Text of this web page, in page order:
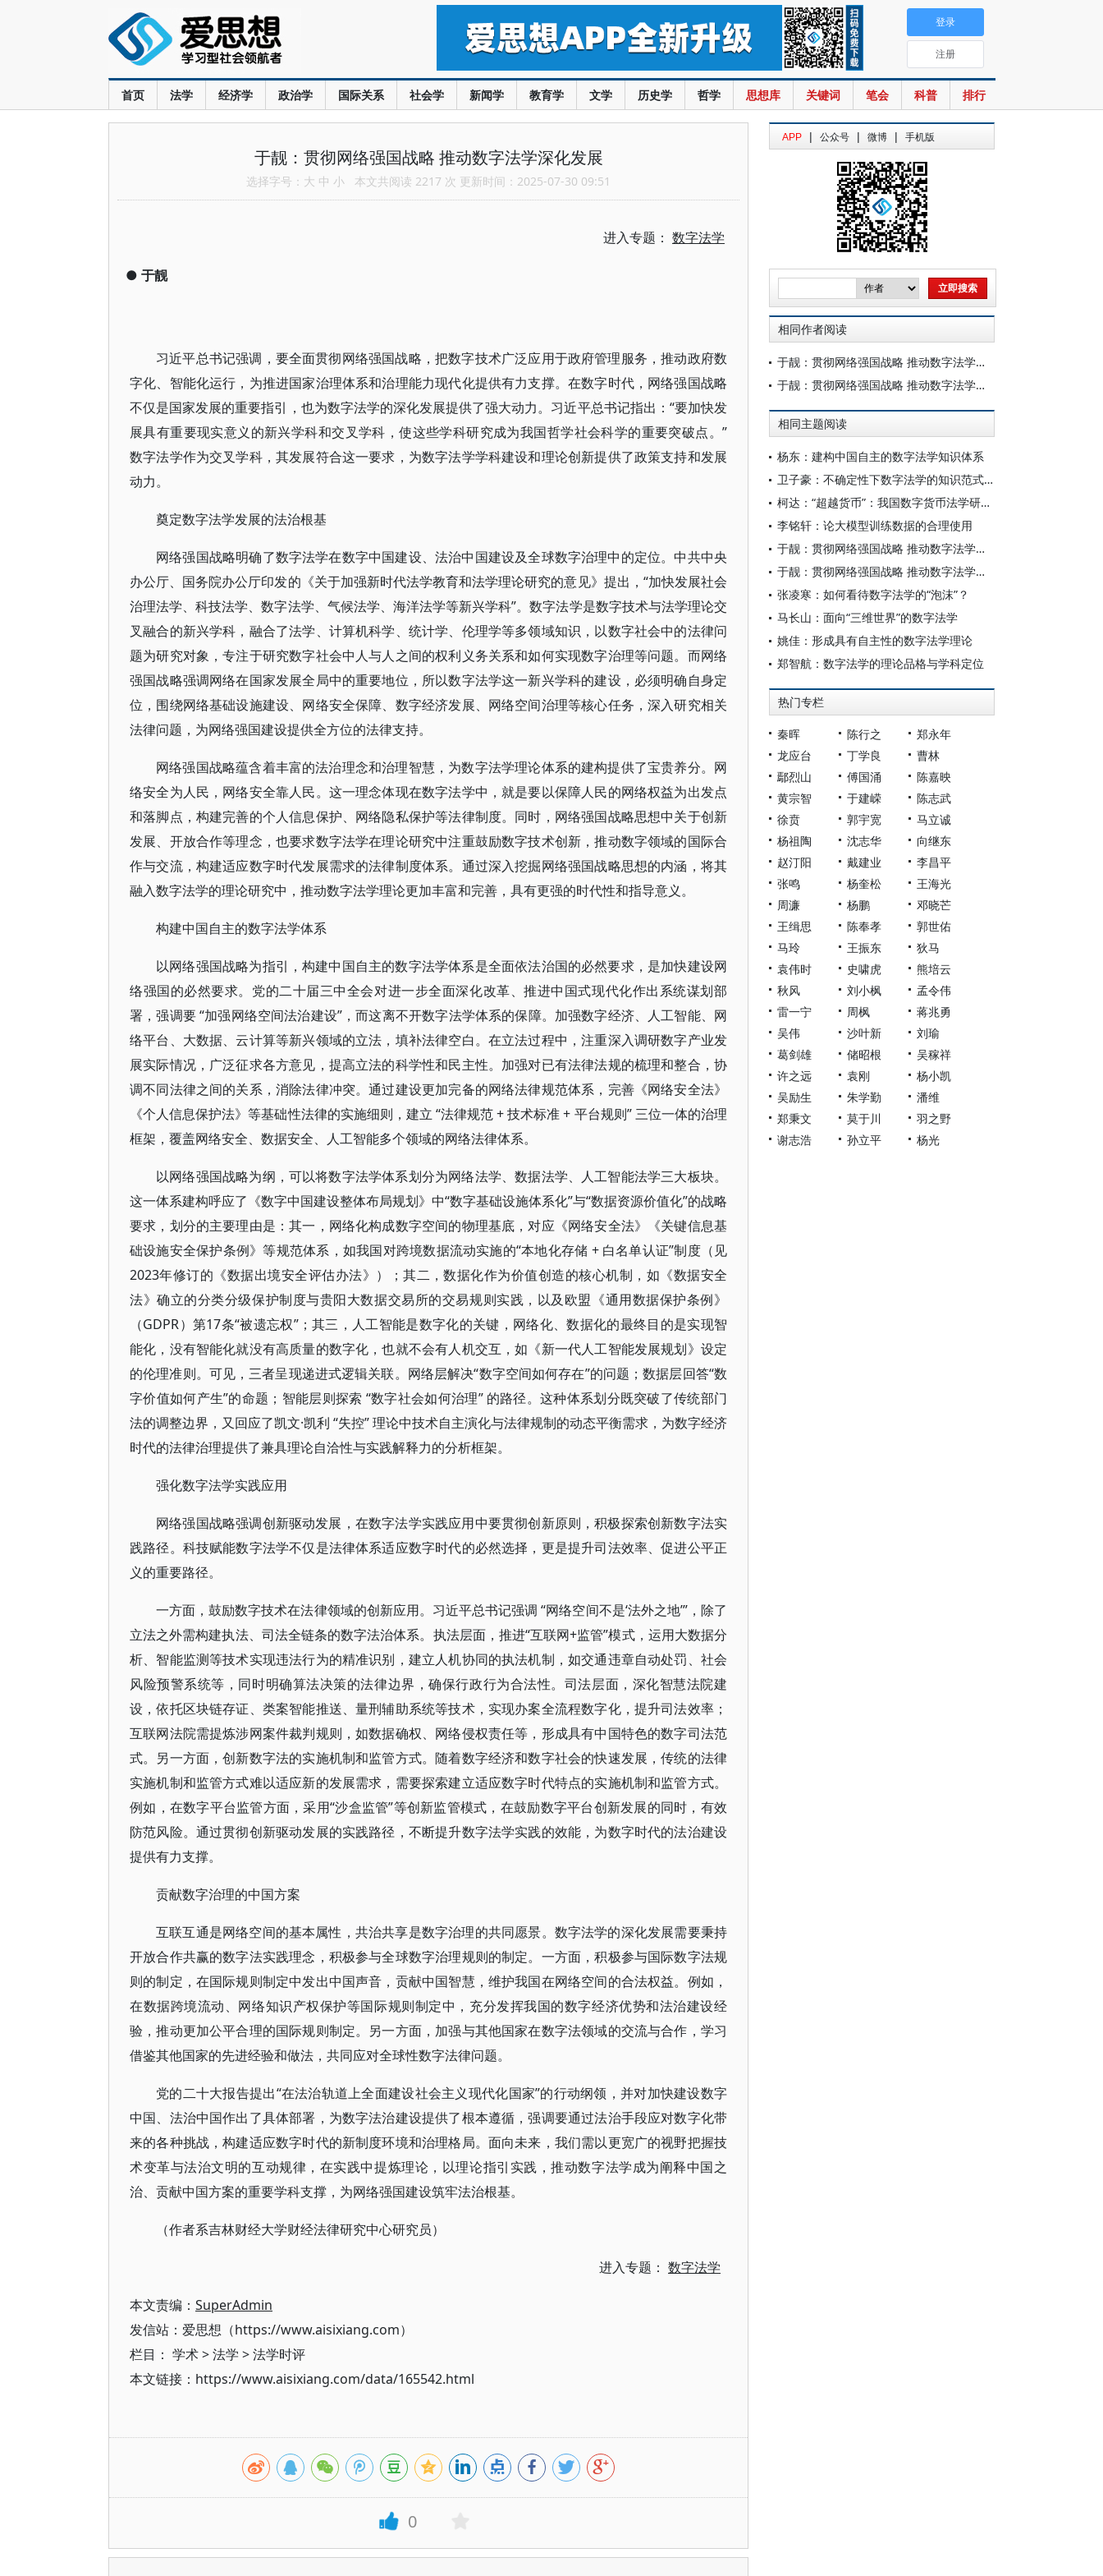
首页 法学 经济学 政治学 国际关系 社会学 新闻学 教育学 文学 历史学 哲学 思想库 关键词 笔会 科普 排行
登录
注册
于靓：贯彻网络强国战略 推动数字法学深化发展
选择字号： 大 中 小 本文共阅读 2217 次 更新时间：2025-07-30 09:51
进入专题： 数字法学
● 于靓
习近平总书记强调，要全面贯彻网络强国战略，把数字技术广泛应用于政府管理服务，推动政府数
字化、智能化运行，为推进国家治理体系和治理能力现代化提供有力支撑。在数字时代，网络强国战略
不仅是国家发展的重要指引，也为数字法学的深化发展提供了强大动力。习近平总书记指出：“要加快发
展具有重要现实意义的新兴学科和交叉学科，使这些学科研究成为我国哲学社会科学的重要突破点。”
数字法学作为交叉学科，其发展符合这一要求，为数字法学学科建设和理论创新提供了政策支持和发展
动力。
奠定数字法学发展的法治根基
网络强国战略明确了数字法学在数字中国建设、法治中国建设及全球数字治理中的定位。中共中央
办公厅、国务院办公厅印发的《关于加强新时代法学教育和法学理论研究的意见》提出，“加快发展社会
治理法学、科技法学、数字法学、气候法学、海洋法学等新兴学科”。数字法学是数字技术与法学理论交
叉融合的新兴学科，融合了法学、计算机科学、统计学、伦理学等多领域知识，以数字社会中的法律问
题为研究对象，专注于研究数字社会中人与人之间的权利义务关系和如何实现数字治理等问题。而网络
强国战略强调网络在国家发展全局中的重要地位，所以数字法学这一新兴学科的建设，必须明确自身定
位，围绕网络基础设施建设、网络安全保障、数字经济发展、网络空间治理等核心任务，深入研究相关
法律问题，为网络强国建设提供全方位的法律支持。
网络强国战略蕴含着丰富的法治理念和治理智慧，为数字法学理论体系的建构提供了宝贵养分。网
络安全为人民，网络安全靠人民。这一理念体现在数字法学中，就是要以保障人民的网络权益为出发点
和落脚点，构建完善的个人信息保护、网络隐私保护等法律制度。同时，网络强国战略思想中关于创新
发展、开放合作等理念，也要求数字法学在理论研究中注重鼓励数字技术创新，推动数字领域的国际合
作与交流，构建适应数字时代发展需求的法律制度体系。通过深入挖掘网络强国战略思想的内涵，将其
融入数字法学的理论研究中，推动数字法学理论更加丰富和完善，具有更强的时代性和指导意义。
构建中国自主的数字法学体系
以网络强国战略为指引，构建中国自主的数字法学体系是全面依法治国的必然要求，是加快建设网
络强国的必然要求。党的二十届三中全会对进一步全面深化改革、推进中国式现代化作出系统谋划部
署，强调要 “加强网络空间法治建设”，而这离不开数字法学体系的保障。加强数字经济、人工智能、网
络平台、大数据、云计算等新兴领域的立法，填补法律空白。在立法过程中，注重深入调研数字产业发
展实际情况，广泛征求各方意见，提高立法的科学性和民主性。加强对已有法律法规的梳理和整合，协
调不同法律之间的关系，消除法律冲突。通过建设更加完备的网络法律规范体系，完善《网络安全法》
《个人信息保护法》等基础性法律的实施细则，建立 “法律规范 + 技术标准 + 平台规则” 三位一体的治理
框架，覆盖网络安全、数据安全、人工智能多个领域的网络法律体系。
以网络强国战略为纲，可以将数字法学体系划分为网络法学、数据法学、人工智能法学三大板块。
这一体系建构呼应了《数字中国建设整体布局规划》中“数字基础设施体系化”与“数据资源价值化”的战略
要求，划分的主要理由是：其一，网络化构成数字空间的物理基底，对应《网络安全法》《关键信息基
础设施安全保护条例》等规范体系，如我国对跨境数据流动实施的“本地化存储 + 白名单认证”制度（见
2023年修订的《数据出境安全评估办法》）；其二，数据化作为价值创造的核心机制，如《数据安全
法》确立的分类分级保护制度与贵阳大数据交易所的交易规则实践，以及欧盟《通用数据保护条例》
（GDPR）第17条“被遗忘权”；其三，人工智能是数字化的关键，网络化、数据化的最终目的是实现智
能化，没有智能化就没有高质量的数字化，也就不会有人机交互，如《新一代人工智能发展规划》设定
的伦理准则。可见，三者呈现递进式逻辑关联。网络层解决“数字空间如何存在”的问题；数据层回答“数
字价值如何产生”的命题；智能层则探索 “数字社会如何治理” 的路径。这种体系划分既突破了传统部门
法的调整边界，又回应了凯文·凯利 “失控” 理论中技术自主演化与法律规制的动态平衡需求，为数字经济
时代的法律治理提供了兼具理论自洽性与实践解释力的分析框架。
强化数字法学实践应用
网络强国战略强调创新驱动发展，在数字法学实践应用中要贯彻创新原则，积极探索创新数字法实
践路径。科技赋能数字法学不仅是法律体系适应数字时代的必然选择，更是提升司法效率、促进公平正
义的重要路径。
一方面，鼓励数字技术在法律领域的创新应用。习近平总书记强调 “网络空间不是‘法外之地’”，除了
立法之外需构建执法、司法全链条的数字法治体系。执法层面，推进“互联网+监管”模式，运用大数据分
析、智能监测等技术实现违法行为的精准识别，建立人机协同的执法机制，如交通违章自动处罚、社会
风险预警系统等，同时明确算法决策的法律边界，确保行政行为合法性。司法层面，深化智慧法院建
设，依托区块链存证、类案智能推送、量刑辅助系统等技术，实现办案全流程数字化，提升司法效率；
互联网法院需提炼涉网案件裁判规则，如数据确权、网络侵权责任等，形成具有中国特色的数字司法范
式。另一方面，创新数字法的实施机制和监管方式。随着数字经济和数字社会的快速发展，传统的法律
实施机制和监管方式难以适应新的发展需求，需要探索建立适应数字时代特点的实施机制和监管方式。
例如，在数字平台监管方面，采用“沙盒监管”等创新监管模式，在鼓励数字平台创新发展的同时，有效
防范风险。通过贯彻创新驱动发展的实践路径，不断提升数字法学实践的效能，为数字时代的法治建设
提供有力支撑。
贡献数字治理的中国方案
互联互通是网络空间的基本属性，共治共享是数字治理的共同愿景。数字法学的深化发展需要秉持
开放合作共赢的数字法实践理念，积极参与全球数字治理规则的制定。一方面，积极参与国际数字法规
则的制定，在国际规则制定中发出中国声音，贡献中国智慧，维护我国在网络空间的合法权益。例如，
在数据跨境流动、网络知识产权保护等国际规则制定中，充分发挥我国的数字经济优势和法治建设经
验，推动更加公平合理的国际规则制定。另一方面，加强与其他国家在数字法领域的交流与合作，学习
借鉴其他国家的先进经验和做法，共同应对全球性数字法律问题。
党的二十大报告提出“在法治轨道上全面建设社会主义现代化国家”的行动纲领，并对加快建设数字
中国、法治中国作出了具体部署，为数字法治建设提供了根本遵循，强调要通过法治手段应对数字化带
来的各种挑战，构建适应数字时代的新制度环境和治理格局。面向未来，我们需以更宽广的视野把握技
术变革与法治文明的互动规律，在实践中提炼理论，以理论指引实践，推动数字法学成为阐释中国之
治、贡献中国方案的重要学科支撑，为网络强国建设筑牢法治根基。
（作者系吉林财经大学财经法律研究中心研究员）
进入专题： 数字法学
本文责编： SuperAdmin
发信站：爱思想（https://www.aisixiang.com）
栏目： 学术>法学 >法学时评
本文链接：https://www.aisixiang.com/data/165542.html
0
APP | 公众号 | 微博 | 手机版
相同作者阅读
于靓：贯彻网络强国战略 推动数字法学深化发展
于靓：贯彻网络强国战略 推动数字法学深化发展
相同主题阅读
杨东：建构中国自主的数字法学知识体系
卫子豪：不确定性下数字法学的知识范式转型与路径展开
柯达：“超越货币”：我国数字货币法学研究的回眸与展望
李铭轩：论大模型训练数据的合理使用
于靓：贯彻网络强国战略 推动数字法学深化发展
于靓：贯彻网络强国战略 推动数字法学深化发展
张凌寒：如何看待数字法学的“泡沫”？
马长山：面向“三维世界”的数字法学
姚佳：形成具有自主性的数字法学理论
郑智航：数字法学的理论品格与学科定位
热门专栏
秦晖 陈行之
郑永年
龙应台
丁学良
曹林
鄢烈山
傅国涌
陈嘉映
黄宗智
于建嵘
陈志武
徐贲
郭宇宽
马立诚
杨祖陶
沈志华
向继东
赵汀阳
戴建业
李昌平
张鸣
杨奎松
王海光
周濂
杨鹏
邓晓芒
王缉思
陈奉孝
郭世佑
马玲
王振东
狄马
袁伟时
史啸虎
熊培云
秋风
刘小枫
孟令伟
雷一宁
周枫
蒋兆勇
吴伟
沙叶新
刘瑜
葛剑雄
储昭根
吴稼祥
许之远
袁刚
杨小凯
吴励生
朱学勤
潘维
郑秉文
莫于川
羽之野
谢志浩
孙立平 杨光